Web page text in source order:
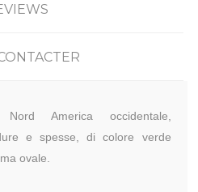
America occidentale,
e spesse, di colore verde
ovale.